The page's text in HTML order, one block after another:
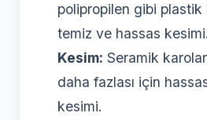
polipropilen gibi plastik
temiz ve hassas kesimi.
Kesim: Seramik
daha fazlası için
kesimi.